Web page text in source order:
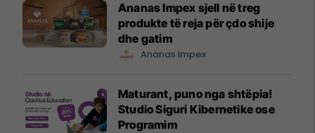
Ananas Impex sjell në treg
produkte të reja për çdo shije
dhe gatim
Ananas Impex
Maturant, puno nga shtëpia!
Studio Siguri Kibernetike ose
Programim